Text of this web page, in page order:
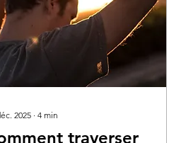
2025 ∙ 4 min
traverser